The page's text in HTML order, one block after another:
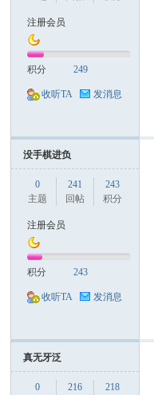
注册会员
积分 249
收听TA 发消息
没手棋进负
0
主题
241
回帖
243
积分
注册会员
积分 243
收听TA 发消息
真无牙泛
0
216
218